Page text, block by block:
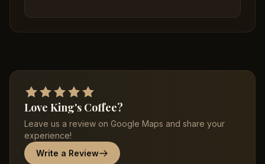
Love King's Coffee?
Leave us a review on Google Maps and share your
experience!
Write a Review